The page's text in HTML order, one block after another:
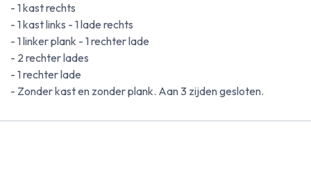
- 1 kast rechts
- 1 kast links - 1 lade rechts
- 1 linker plank - 1 rechter lade
- 2 rechter lades
- 1 rechter lade
- Zonder kast en zonder plank. Aan 3 zijden gesloten.